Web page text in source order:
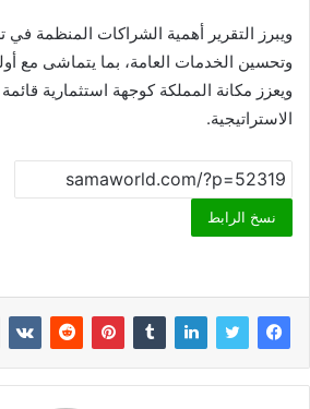
ويبرز التقرير أهمية الشراكات المنظمة في
وتحسين الخدمات العامة، بما يتماشى مع
ويعزز مكانة المملكة كوجهة استثمارية
الاستراتيجية.
نسخ الرابط